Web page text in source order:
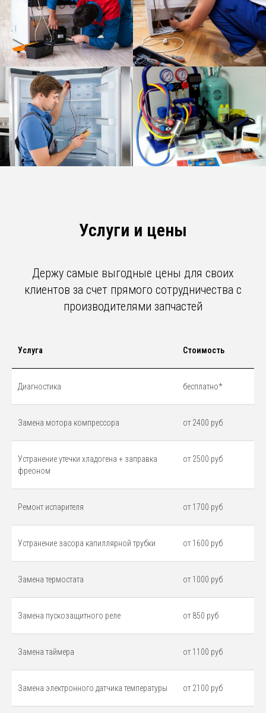
Услуги и цены
Держу самые выгодные цены для своих
клиентов за счет прямого сотрудничества с
производителями запчастей
Услуга Стоимость
Диагностика бесплатно*
Замена мотора компрессора от 2400 руб
Устранение утечки хладогена + заправка
фреоном
от 2500 руб
Ремонт испарителя от 1700 руб
Устранение засора капиллярной трубки от 1600 руб
Замена термостата от 1000 руб
Замена пускозащитного реле от 850 руб
Замена таймера от 1100 руб
Замена электронного датчика температуры от 2100 руб